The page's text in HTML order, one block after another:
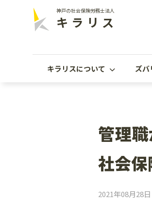
神戸の社会保険労務士法人
キラリス
キラリスについて ズバ
管理
社会
2021年08月28日